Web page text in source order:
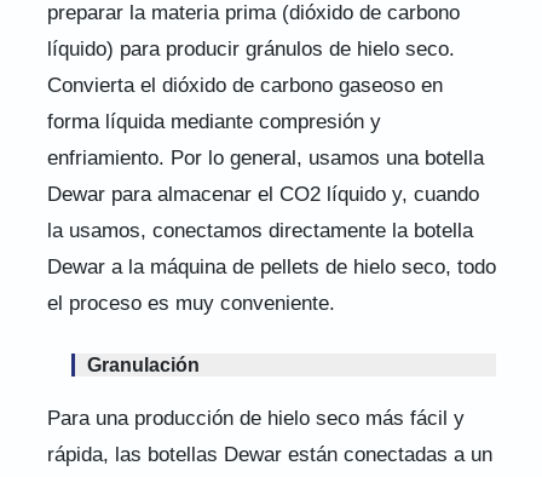
preparar la materia prima (dióxido de carbono
líquido) para producir gránulos de hielo seco.
Convierta el dióxido de carbono gaseoso en
forma líquida mediante compresión y
enfriamiento. Por lo general, usamos una botella
Dewar para almacenar el CO2 líquido y, cuando
la usamos, conectamos directamente la botella
Dewar a la máquina de pellets de hielo seco, todo
el proceso es muy conveniente.
Granulación
Para una producción de hielo seco más fácil y
rápida, las botellas Dewar están conectadas a un